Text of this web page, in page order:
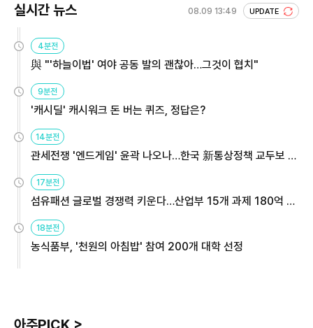
실시간 뉴스 08.09 13:49 UPDATE
4분전
與 "'하늘이법' 여야 공동 발의 괜찮아…그것이 협치"
9분전
'캐시딜' 캐시워크 돈 버는 퀴즈, 정답은?
14분전
관세전쟁 '엔드게임' 윤곽 나오나…한국 新통상정책 교두보 활
17분전
섬유패션 글로벌 경쟁력 키운다…산업부 15개 과제 180억 지
18분전
농식품부, '천원의 아침밥' 참여 200개 대학 선정
아주PICK >